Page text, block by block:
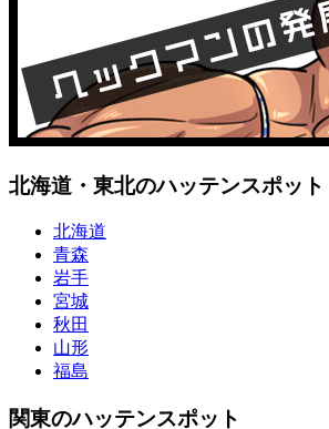
北海道・東北のハッテンスポット
北海道
青森
岩手
宮城
秋田
山形
福島
関東のハッテンスポット